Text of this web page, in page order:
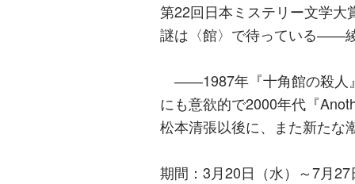
第22回日本ミステリー文学大
謎は〈館〉で待っている――
――1987年『十角館の殺人
にも意欲的で2000年代『
松本清張以後に、また新たな
期間：3月20日（水）～7月27